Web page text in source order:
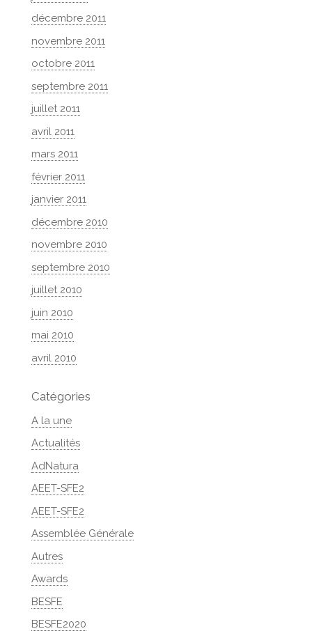
décembre 2011
novembre 2011
octobre 2011
septembre 2011
juillet 2011
avril 2011
mars 2011
février 2011
janvier 2011
décembre 2010
novembre 2010
septembre 2010
juillet 2010
juin 2010
mai 2010
avril 2010
Catégories
A la une
Actualités
AdNatura
AEET-SFE2
AEET-SFE2
Assemblée Générale
Autres
Awards
BESFE
BESFE2020